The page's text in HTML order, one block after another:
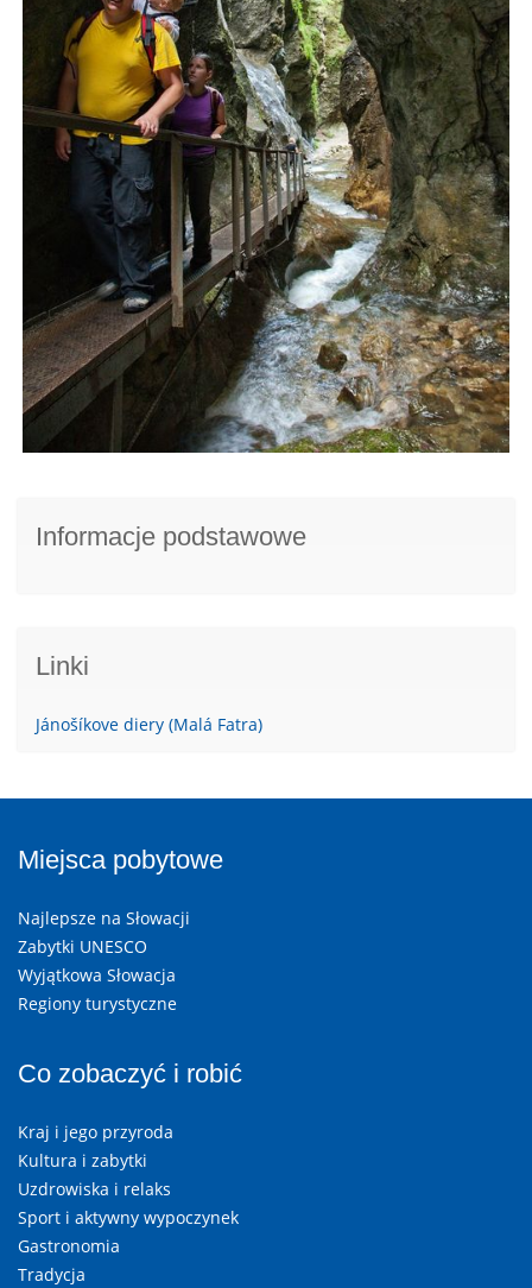
Informacje podstawowe
Linki
Jánošíkove diery (Malá Fatra)
Miejsca pobytowe
Najlepsze na Słowacji
Zabytki UNESCO
Wyjątkowa Słowacja
Regiony turystyczne
Co zobaczyć i robić
Kraj i jego przyroda
Kultura i zabytki
Uzdrowiska i relaks
Sport i aktywny wypoczynek
Gastronomia
Tradycja